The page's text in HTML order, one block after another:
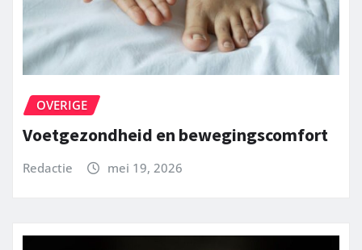
OVERIGE
Voetgezondheid en bewegingscomfort
Redactie mei 19, 2026